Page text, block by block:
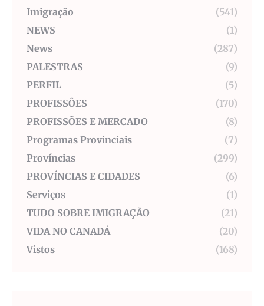
Imigração
(541)
NEWS
(1)
News
(287)
PALESTRAS
(9)
PERFIL
(5)
PROFISSÕES
(170)
PROFISSÕES E MERCADO
(8)
Programas Provinciais
(7)
Províncias
(299)
PROVÍNCIAS E CIDADES
(6)
Serviços
(1)
TUDO SOBRE IMIGRAÇÃO
(21)
VIDA NO CANADÁ
(20)
Vistos
(168)